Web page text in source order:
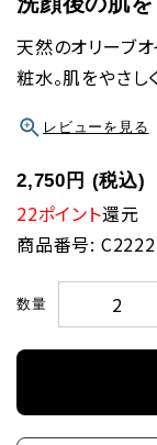
天然のオリーブ
粧水。肌をやさし
レビューを見る
2,750円 (税込)
22ポイント還元
商品番号:
数量